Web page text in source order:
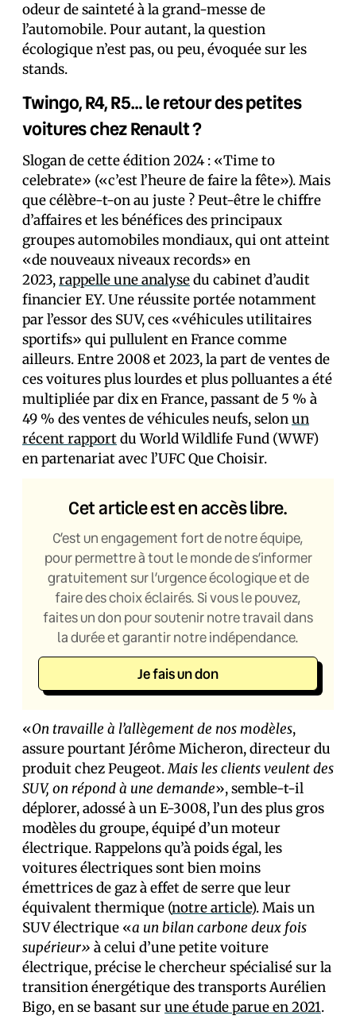
odeur de sainteté à la grand-messe de
l’automobile. Pour autant, la question
écologique n’est pas, ou peu, évoquée sur les
stands.
Twingo, R4, R5… le retour des petites
voitures chez Renault ?
Slogan de cette édition 2024 : «Time to
celebrate» («c’est l’heure de faire la fête»). Mais
que célèbre-t-on au juste ? Peut-être le chiffre
d’affaires et les bénéfices des principaux
groupes automobiles mondiaux, qui ont atteint
«de nouveaux niveaux records» en
2023,rappelle une analysedu cabinet d’audit
financier EY. Une réussite portée notamment
par l’essor des SUV, ces «véhicules utilitaires
sportifs» qui pullulent en France comme
ailleurs. Entre 2008 et 2023, la part de ventes de
ces voitures plus lourdes et plus polluantes a été
multipliée par dix en France, passant de 5 % à
49 % des ventes de véhicules neufs, selonun
récent rapportdu World Wildlife Fund (WWF)
en partenariat avec l’UFC Que Choisir.
Cet article est en accès libre.
C’est un engagement fort de notre équipe,
pour permettre à tout le monde de s’informer
gratuitement sur l’urgence écologique et de
faire des choix éclairés. Si vous le pouvez,
faites un don pour soutenir notre travail dans
la durée et garantir notre indépendance.
Je fais un don
«On travaille à l’allègement de nos modèles,
assure pourtant Jérôme Micheron, directeur du
produit chez Peugeot.Mais les clients veulent des
SUV, on répond à une demande», semble-t-il
déplorer, adossé à un E-3008, l’un des plus gros
modèles du groupe, équipé d’un moteur
électrique. Rappelons qu’à poids égal, les
voitures électriques sont bien moins
émettrices de gaz à effet de serre que leur
équivalent thermique (notre article). Mais un
SUV électrique «a un bilan carbone deux fois
supérieur» à celui d’une petite voiture
électrique, précise le chercheur spécialisé sur la
transition énergétique des transports Aurélien
Bigo, en se basant surune étude parue en 2021.